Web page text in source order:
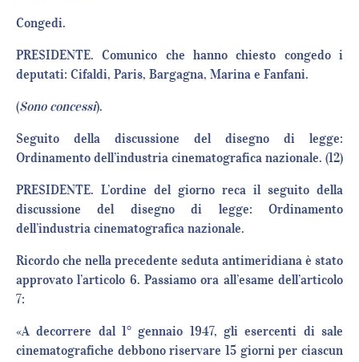
Congedi.
PRESIDENTE. Comunico che hanno chiesto congedo i
deputati: Cifaldi, Paris, Bargagna, Marina e Fanfani.
(Sono concessi).
Seguito della discussione del disegno di legge:
Ordinamento dell’industria cinematografica nazionale. (12)
PRESIDENTE. L’ordine del giorno reca il seguito della
discussione del disegno di legge: Ordinamento
dell’industria cinematografica nazionale.
Ricordo che nella precedente seduta antimeridiana è stato
approvato l’articolo 6. Passiamo ora all’esame dell’articolo
7:
«A decorrere dal 1° gennaio 1947, gli esercenti di sale
cinematografiche debbono riservare 15 giorni per ciascun